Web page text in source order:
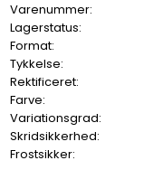
Varenummer:
Lagerstatus:
Format:
Tykkelse:
Rektificeret:
Farve:
Variationsgrad:
Skridsikkerhed:
Frostsikker: